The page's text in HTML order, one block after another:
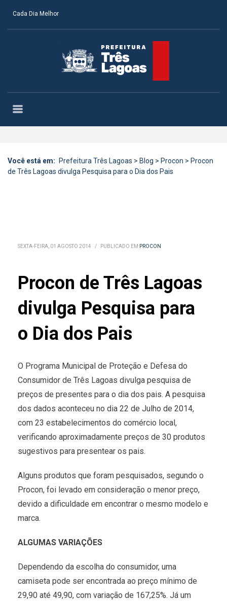
Cada Dia Melhor
Você está em: Prefeitura Três Lagoas > Blog > Procon > Procon
de Três Lagoas divulga Pesquisa para o Dia dos Pais
SEXTA-FEIRA, 01 AGOSTO 2014 / PUBLICADO EM PROCON
Procon de Três Lagoas
divulga Pesquisa para
o Dia dos Pais
O Programa Municipal de Proteção e Defesa do
Consumidor de Três Lagoas divulga pesquisa de
preços de presentes para o dia dos pais. A pesquisa
dos dados aconteceu no dia 22 de Julho de 2014,
com 23 estabelecimentos do comércio local,
verificando aproximadamente preços de 30 produtos
sugestivos para presentear os pais.
Alguns produtos que foram pesquisados, segundo o
Procon, foi levado em consideração o menor preço,
devido a dificuldade em encontrar o mesmo modelo e
marca.
ALGUMAS VARIAÇÕES
Dependendo da escolha do consumidor, uma
camiseta pode ser encontrada ao preço mínimo de
29,90 até 49,90, com variação de 167,25%. Já um